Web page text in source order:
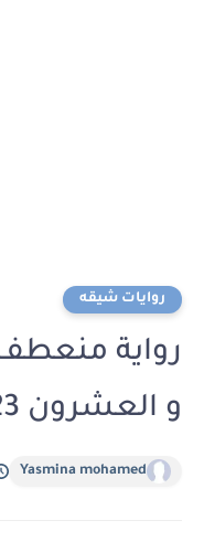
روايات شيقه
رواية
و العشرون 23 بقلم ملك ابراهيم
Yasmina mohamed